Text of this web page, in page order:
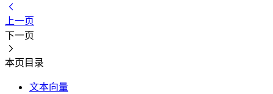
上一页
下一页
本页目录
文本向量